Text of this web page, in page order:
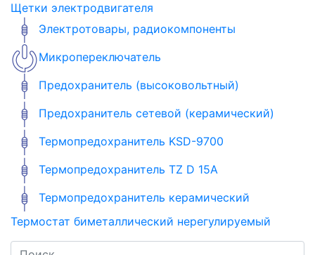
Щетки электродвигателя
Электротовары, радиокомпоненты
Микропереключатель
Предохранитель (высоковольтный)
Предохранитель сетевой (керамический)
Термопредохранитель KSD-9700
Термопредохранитель TZ D 15A
Термопредохранитель керамический
Термостат биметаллический нерегулируемый